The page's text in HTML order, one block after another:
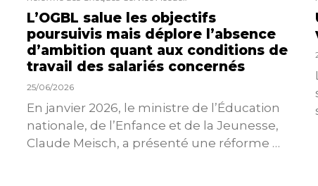
L’OGBL salue les objectifs
poursuivis mais déplore l’absence
d’ambition quant aux conditions de
travail des salariés concernés
25/06/2026
En janvier 2026, le ministre de l’Éducation
nationale, de l’Enfance et de la Jeunesse,
Claude Meisch, a présenté une réforme …